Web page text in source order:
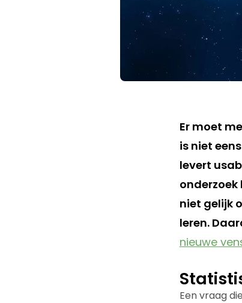
Er moet
is niet
levert
niet gelijk
leren.
nieuwe
Een vraag